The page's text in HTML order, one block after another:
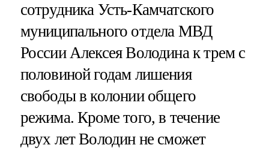
сотрудника Усть-Камчатского
муниципального отдела МВД
России Алексея Володина к трем с
половиной годам лишения
свободы в колонии общего
режима. Кроме того, в течение
двух лет Володин не сможет